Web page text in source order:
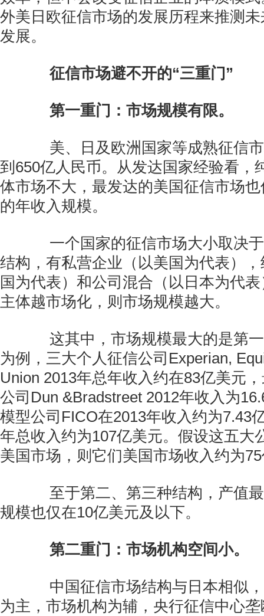
外美日欧征信市场的发展历程来推测
发展。
征信市场避不开的“三重门”
第一重门：市场规模有限。
美、日及欧洲国家等成熟征信市
到650亿人民币。从发达国家经验看，
体市场不大，最发达的美国征信市场
的年收入规模。
一个国家的征信市场大小取决于
结构，有私营企业（以美国为代表）
国为代表）和公司混合（以日本为代
主体越市场化，则市场规模越大。
这其中，市场规模最大的是第一
为例，三大个人征信公司Experian,
Union 2013年总年收入约在83亿美元
公司Dun &Bradstreet 2012年收入为
模型公司FICO在2013年收入约为
年总收入约为107亿美元。假设这五大
美国市场，则它们美国市场收入约为
至于第二、第三种结构，产值最
规模也仅在10亿美元及以下。
第二重门：市场机构空间小。
中国征信市场结构与日本相似，
为主，市场机构为辅，央行征信中心